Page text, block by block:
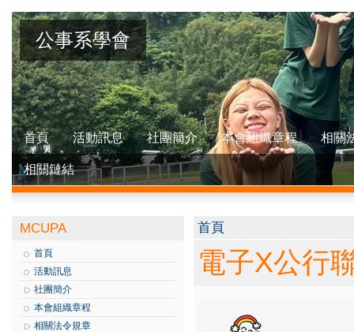
公事系學會
首頁 活動訊息 社團簡介 本會組織章程 相關
相關鏈結
MCUPA
首頁
活動訊息
社團簡介
本會組織章程
相關法令規章
您在這裡
首頁
電子X公行